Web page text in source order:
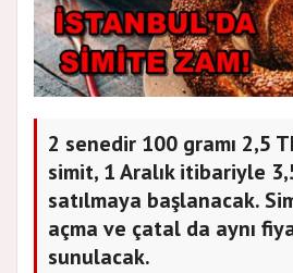
2 senedir 100 gramı 2,5
simit, 1 Aralık itibariyle
satılmaya başlanacak.
açma ve çatal da aynı
sunulacak.